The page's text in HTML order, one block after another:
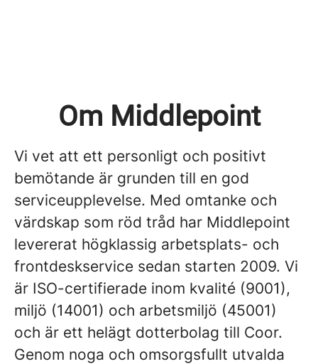
Om Middlepoint
Vi vet att ett personligt och positivt
bemötande är grunden till en god
serviceupplevelse. Med omtanke och
värdskap som röd tråd har Middlepoint
levererat högklassig arbetsplats- och
frontdeskservice sedan starten 2009. Vi
är ISO-certifierade inom kvalité (9001),
miljö (14001) och arbetsmiljö (45001)
och är ett helägt dotterbolag till Coor.
Genom noga och omsorgsfullt utvalda